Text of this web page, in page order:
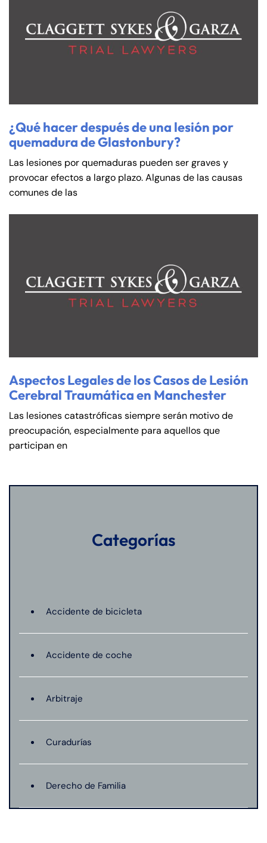
¿Qué hacer después de una lesión por
quemadura de Glastonbury?
Las lesiones por quemaduras pueden ser graves y
provocar efectos a largo plazo. Algunas de las causas
comunes de las
Aspectos Legales de los Casos de Lesión
Cerebral Traumática en Manchester
Las lesiones catastróficas siempre serán motivo de
preocupación, especialmente para aquellos que
participan en
Categorías
Accidente de bicicleta
Accidente de coche
Arbitraje
Curadurías
Derecho de Familia